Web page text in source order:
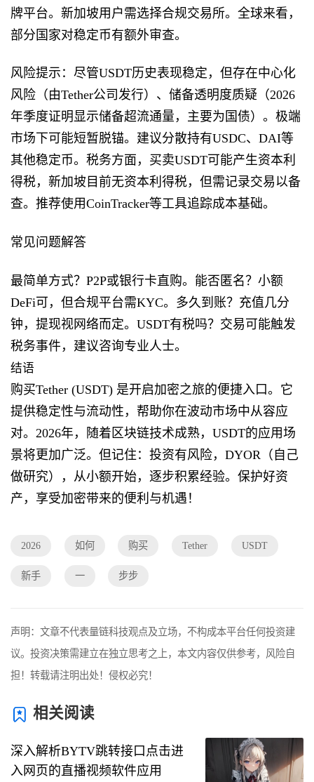
牌平台。新加坡用户需选择合规交易所。全球来看，
部分国家对稳定币有额外审查。
风险提示：尽管USDT历史表现稳定，但存在中心化
风险（由Tether公司发行）、储备透明度质疑（2026
年季度证明显示储备超流通量，主要为国债）。极端
市场下可能短暂脱锚。建议分散持有USDC、DAI等
其他稳定币。税务方面，买卖USDT可能产生资本利
得税，新加坡目前无资本利得税，但需记录交易以备
查。推荐使用CoinTracker等工具追踪成本基础。
常见问题解答
最简单方式？P2P或银行卡直购。能否匿名？小额
DeFi可，但合规平台需KYC。多久到账？充值几分
钟，提现视网络而定。USDT有税吗？交易可能触发
税务事件，建议咨询专业人士。
结语
购买Tether (USDT) 是开启加密之旅的便捷入口。它
提供稳定性与流动性，帮助你在波动市场中从容应
对。2026年，随着区块链技术成熟，USDT的应用场
景将更加广泛。但记住：投资有风险，DYOR（自己
做研究），从小额开始，逐步积累经验。保护好资
产，享受加密带来的便利与机遇！
2026 如何 购买 Tether USDT
新手 一 步步
声明：文章不代表量链科技观点及立场，不构成本平台任何投资建
议。投资决策需建立在独立思考之上，本文内容仅供参考，风险自
担！转载请注明出处！侵权必究！
相关阅读
深入解析BYTV跳转接口点击进
入网页的直播视频软件应用